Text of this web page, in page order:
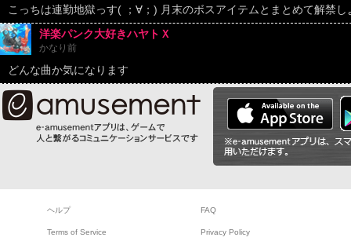
こっちは連勤地獄っす( ；∀；) 月末のボスアイテムとまとめて解禁し
洋楽パンク大好きハヤトＸ
かなり前
どんな曲か気になります
ヘルプ FAQ
Terms of Service Privacy Policy